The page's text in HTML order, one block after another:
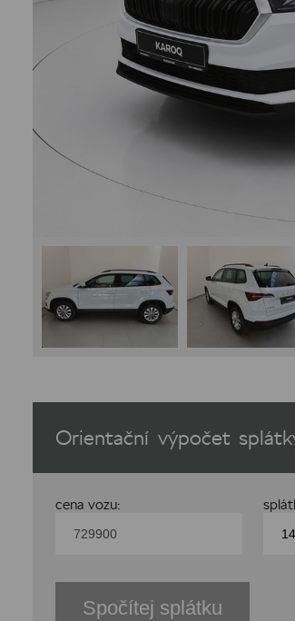
Orientační výpočet
cena vozu:
Spočítej splátku